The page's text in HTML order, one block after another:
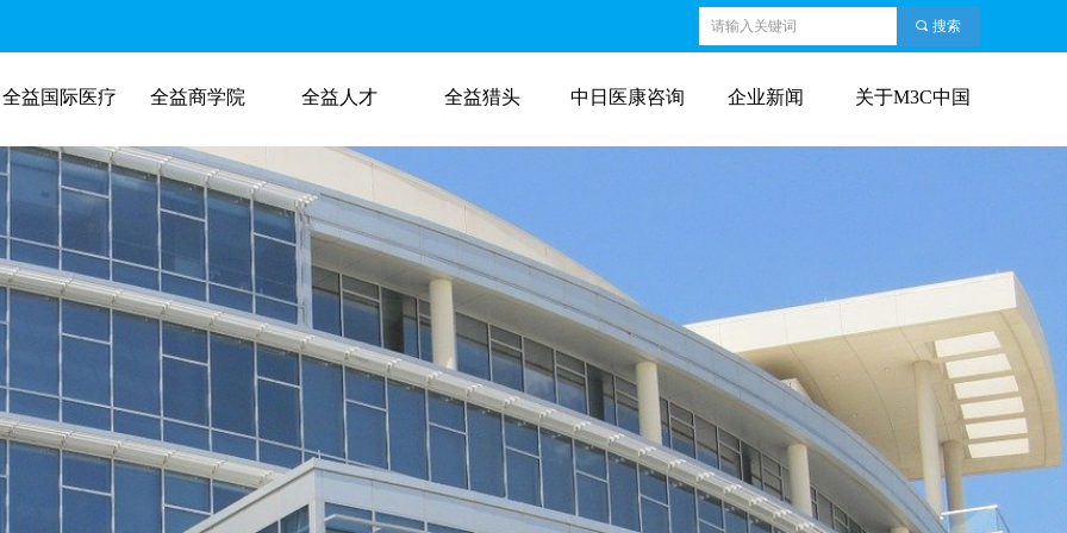
全益国际医疗 全益商学院 全益人才 全益猎头 中日医康咨询 企业新闻 关于M3C中国
끠 搜索